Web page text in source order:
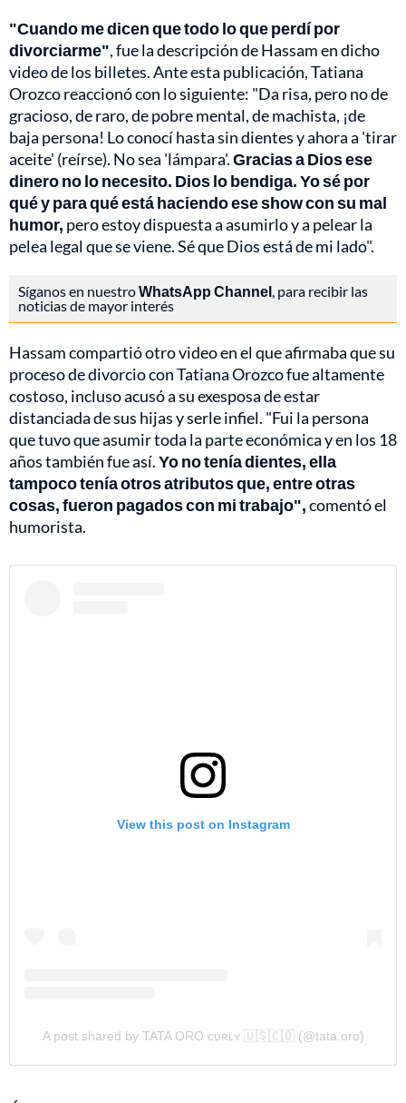
"Cuando me dicen que todo lo que perdí por
divorciarme", fue la descripción de Hassam en dicho
video de los billetes. Ante esta publicación, Tatiana
Orozco reaccionó con lo siguiente: "Da risa, pero no de
gracioso, de raro, de pobre mental, de machista, ¡de
baja persona! Lo conocí hasta sin dientes y ahora a 'tirar
aceite' (reírse). No sea 'lámpara'.Gracias a Dios ese
dinero no lo necesito. Dios lo bendiga. Yo sé por
qué y para qué está haciendo ese show con su mal
humor, pero estoy dispuesta a asumirlo y a pelear la
pelea legal que se viene. Sé que Dios está de mi lado".
Síganos en nuestroWhatsApp Channel, para recibir las
noticias de mayor interés
Hassam compartió otro video en el que afirmaba que su
proceso de divorcio con Tatiana Orozco fue altamente
costoso, incluso acusó a su exesposa de estar
distanciada de sus hijas y serle infiel. "Fui la persona
que tuvo que asumir toda la parte económica y en los 18
años también fue así.Yo no tenía dientes, ella
tampoco tenía otros atributos que, entre otras
cosas, fueron pagados con mi trabajo",comentó el
humorista.
View this post on Instagram
A post shared by TATA ORO ᴄᴜʀʟʏ 🇺🇸🇨🇴 (@tata.oro)